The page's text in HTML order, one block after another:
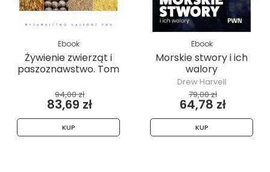
Ebook
Żywienie zwierząt i
paszoznawstwo. Tom
94,00 zł
83,69 zł
KUP
Ebook
Morskie stwory i ich
walory
Drew Harvell
79,00 zł
64,78 zł
KUP